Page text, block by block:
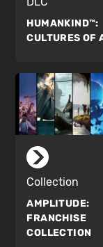
HUMANKIND™:
CULTURES OF
Collection
AMPLITUDE:
FRANCHISE
COLLECTION